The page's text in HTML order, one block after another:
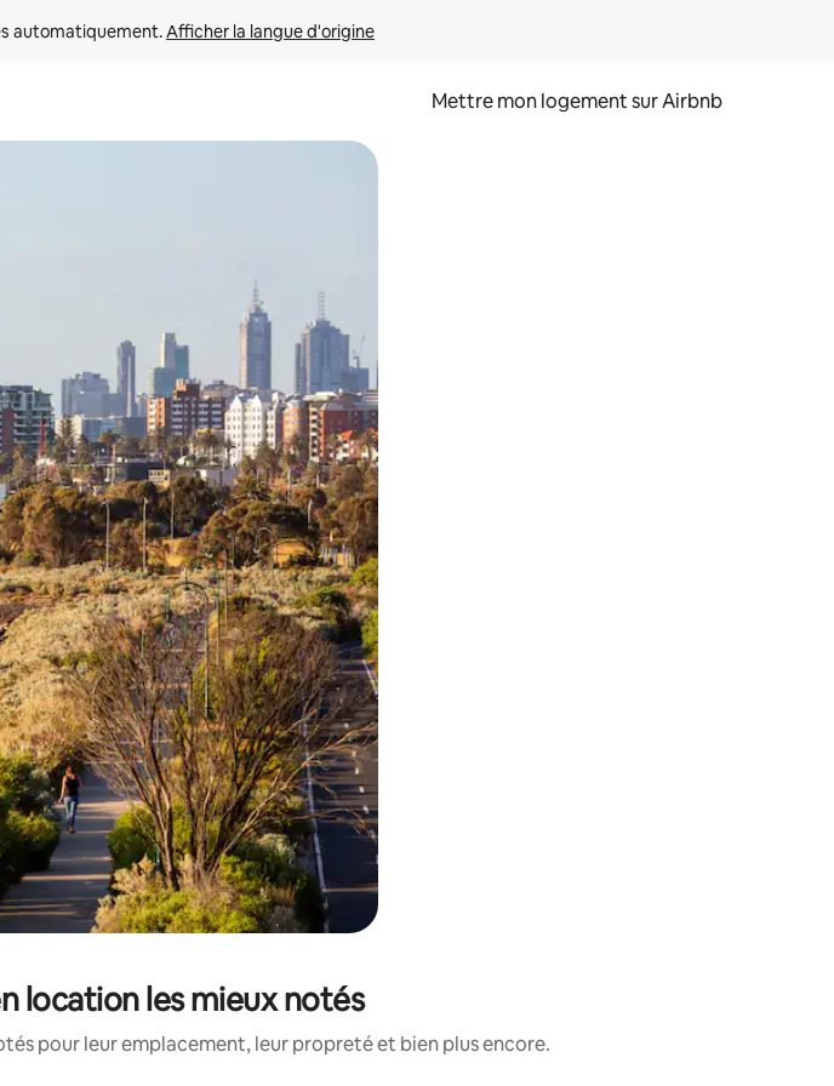
automatiquement. Afficher la langue d'origine
Mettre mon logement sur Airbnb
parcourir ou en appuyant et en faisant glisser.
location les mieux notés
pour leur emplacement, leur propreté et bien plus encore.